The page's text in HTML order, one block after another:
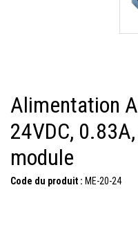
Alimentation
24VDC,
module
Code du produit : ME-20-24